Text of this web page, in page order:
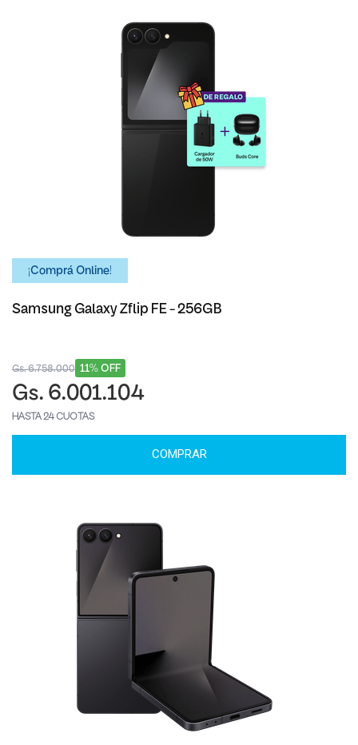
¡Comprá Online!
Samsung Galaxy Zflip FE - 256GB
11% OFF
Gs. 6.758.000
Gs. 6.001.104
HASTA 24 CUOTAS
COMPRAR